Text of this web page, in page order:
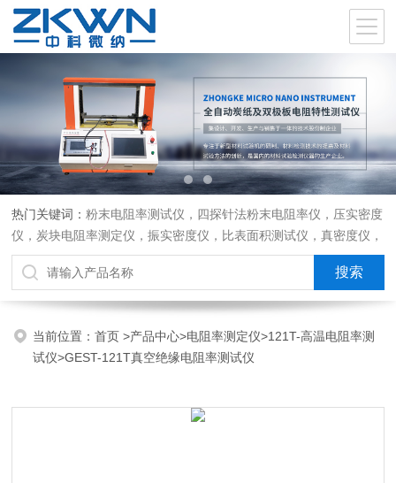
热门关键词：粉末电阻率测试仪，四探针法粉末电阻率仪，压实密度
仪，炭块电阻率测定仪，振实密度仪，比表面积测试仪，真密度仪，
炭块热膨胀仪，炭块透气率仪，炭块二氧化碳反应测定仪
当前位置：首页>产品中心>电阻率测定仪>121T-高温电阻率测
试仪>GEST-121T真空绝缘电阻率测试仪